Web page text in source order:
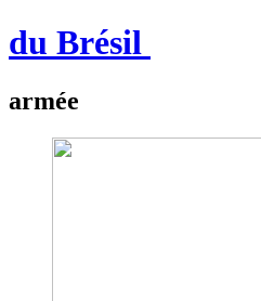
du Brésil
armée